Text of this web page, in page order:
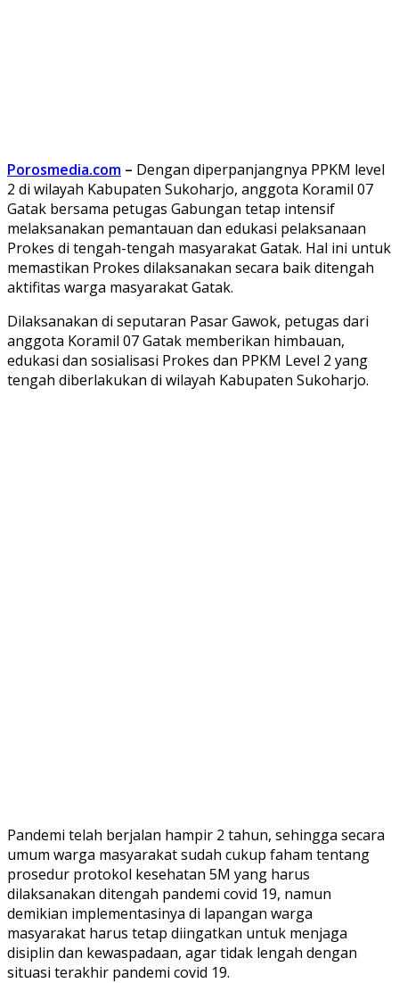
Porosmedia.com – Dengan diperpanjangnya PPKM level
2 di wilayah Kabupaten Sukoharjo, anggota Koramil 07
Gatak bersama petugas Gabungan tetap intensif
melaksanakan pemantauan dan edukasi pelaksanaan
Prokes di tengah-tengah masyarakat Gatak. Hal ini untuk
memastikan Prokes dilaksanakan secara baik ditengah
aktifitas warga masyarakat Gatak.
Dilaksanakan di seputaran Pasar Gawok, petugas dari
anggota Koramil 07 Gatak memberikan himbauan,
edukasi dan sosialisasi Prokes dan PPKM Level 2 yang
tengah diberlakukan di wilayah Kabupaten Sukoharjo.
Pandemi telah berjalan hampir 2 tahun, sehingga secara
umum warga masyarakat sudah cukup faham tentang
prosedur protokol kesehatan 5M yang harus
dilaksanakan ditengah pandemi covid 19, namun
demikian implementasinya di lapangan warga
masyarakat harus tetap diingatkan untuk menjaga
disiplin dan kewaspadaan, agar tidak lengah dengan
situasi terakhir pandemi covid 19.